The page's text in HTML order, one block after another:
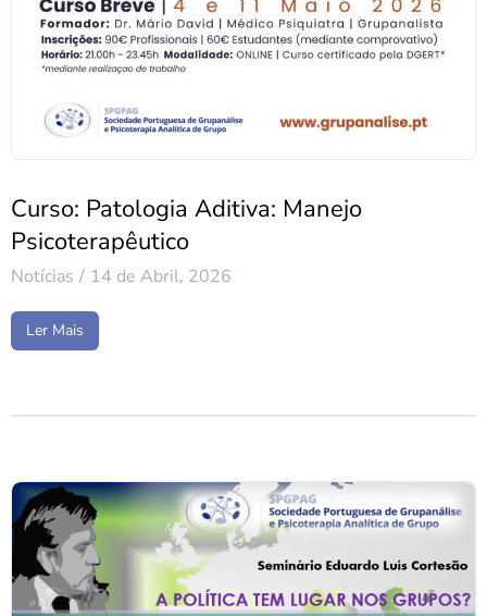
Curso: Patologia Aditiva: Manejo
Psicoterapêutico
Notícias 14 de Abril, 2026
Ler Mais